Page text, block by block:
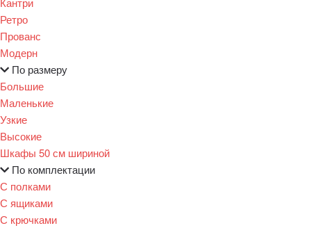
Ретро
Прованс
Модерн
По размеру
Большие
Маленькие
Узкие
Высокие
Шкафы 50 см шириной
По комплектации
С полками
С ящиками
С крючками